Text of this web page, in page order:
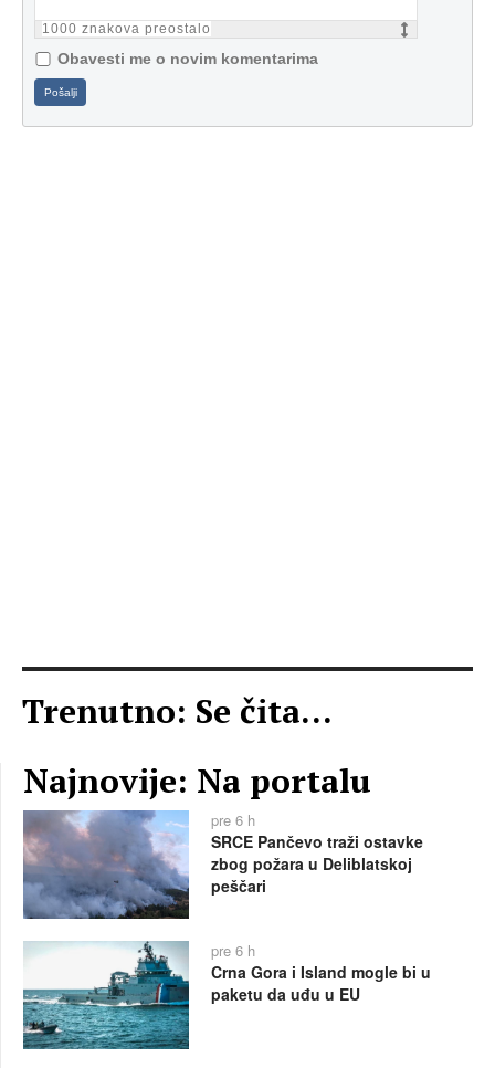
1000 znakova preostalo
Obavesti me o novim komentarima
Pošalji
Trenutno: Se čita...
Najnovije: Na portalu
pre 6 h
SRCE Pančevo traži ostavke
zbog požara u Deliblatskoj
peščari
pre 6 h
Crna Gora i Island mogle bi u
paketu da uđu u EU